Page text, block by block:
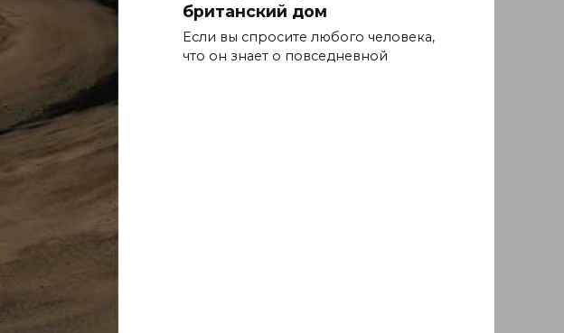
британский дом
Если вы спросите любого человека,
что он знает о повседневной